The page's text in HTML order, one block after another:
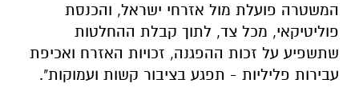
המשטרה פועלת מול אזרחי ישראל, והכנסת
פוליטיקאי, מכל צד, לתוך קבלת ההחלטות
שתשפיע על זכות ההפגנה, זכויות האזרח ואכיפת
עבירות פליליות - תפגע בציבור קשות ועמוקות".